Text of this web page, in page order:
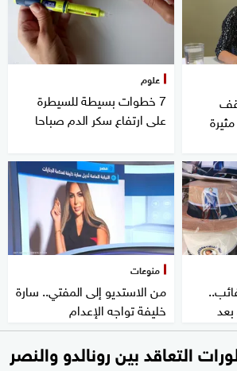
علوم
7 خطوات بسيطة للسيطرة
على ارتفاع سكر الدم صباحا
منوعات
من الاستديو إلى المفتي.. سارة
خليفة تواجه الإعدام
التعاقد بين رونالدو والنصر